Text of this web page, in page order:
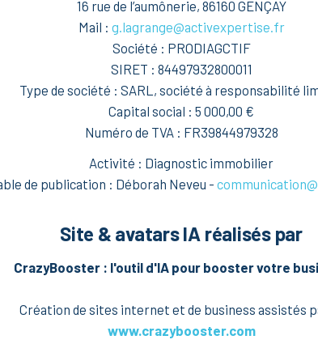
16 rue de l’aumônerie, 86160 GENÇAY
Mail : g.lagrange@activexpertise.fr
Société : PRODIAGCTIF
SIRET : 84497932800011
Type de société : SARL, société à responsabilité
Capital social : 5 000,00 €
Numéro de TVA : FR39844979328
Activité : Diagnostic immobilier
de publication : Déborah Neveu -
Site & avatars IA réalisés par
CrazyBooster : l'outil d'IA pour booster votre
Création de sites internet et de business assistés
www.crazybooster.com